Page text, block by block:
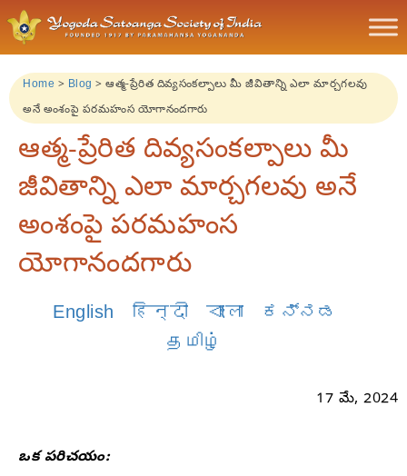
Home > Blog > ఆత్మ-ప్రేరిత దివ్యసంకల్పాలు మీ జీవితాన్ని ఎలా మార్చగలవు
అనే అంశంపై పరమహంస యోగానందగారు
ఆత్మ-ప్రేరిత దివ్యసంకల్పాలు మీ
జీవితాన్ని ఎలా మార్చగలవు అనే
అంశంపై పరమహంస
యోగానందగారు
English हिन्दी বাংলা
ಕನ್ನಡ
தமிழ்
17 మే, 2024
ఒక పరిచయం: